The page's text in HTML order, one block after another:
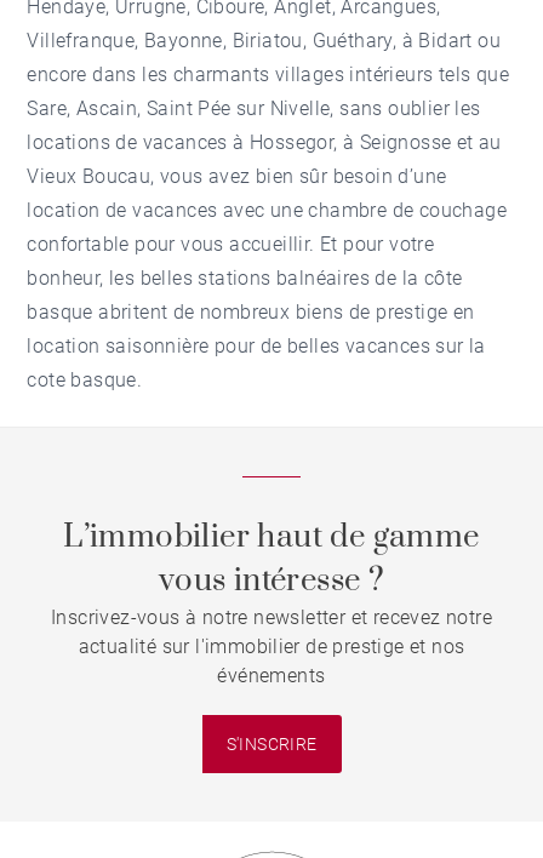
Hendaye, Urrugne, Ciboure,Anglet,Arcangues,
Villefranque, Bayonne, Biriatou, Guéthary, à Bidart ou
encore dans les charmants villages intérieurs tels que
Sare, Ascain,Saint Pée sur Nivelle, sans oublier les
locations de vacances à Hossegor, à Seignosse et au
Vieux Boucau, vous avez bien sûr besoin d’une
location de vacances avec une chambre de couchage
confortable pour vous accueillir. Et pour votre
bonheur, les belles stations balnéaires de la côte
basque abritent de nombreux biens de prestige en
location saisonnière pour de belles vacances sur la
cote basque.
L’immobilier haut de gamme
vous intéresse ?
Inscrivez-vous à notre newsletter et recevez notre
actualité sur l'immobilier de prestige et nos
événements
S'INSCRIRE